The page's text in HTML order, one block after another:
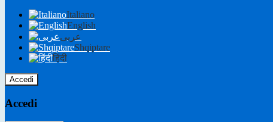
Italiano
English
عربى
Shqiptare
हिंदी
Accedi
Accedi